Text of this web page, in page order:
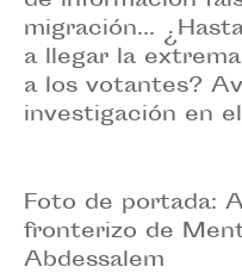
migración...
a llegar la
a los votantes?
investigación en
Foto de portada:
fronterizo de
Abdessalem